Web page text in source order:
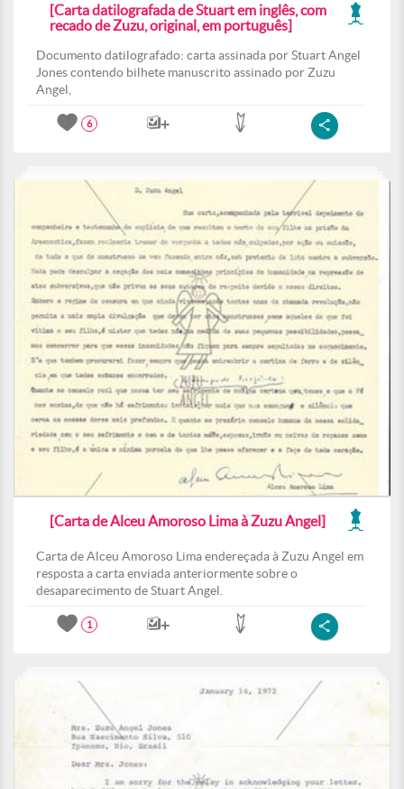
[Carta datilografada de Stuart em inglês, com
recado de Zuzu, original, em português]
Documento datilografado: carta assinada por Stuart Angel
Jones contendo bilhete manuscrito assinado por Zuzu
Angel,
6
[Carta de Alceu Amoroso Lima à Zuzu Angel]
Carta de Alceu Amoroso Lima endereçada à Zuzu Angel em
resposta a carta enviada anteriormente sobre o
desaparecimento de Stuart Angel.
1